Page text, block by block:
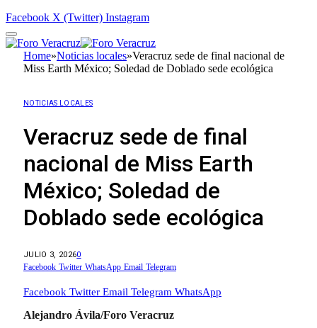
Facebook X (Twitter) Instagram
Home»Noticias locales»Veracruz sede de final nacional de
Miss Earth México; Soledad de Doblado sede ecológica
NOTICIAS LOCALES
Veracruz sede de final
nacional de Miss Earth
México; Soledad de
Doblado sede ecológica
JULIO 3, 20260
Facebook Twitter WhatsApp Email Telegram
Facebook Twitter Email Telegram WhatsApp
Alejandro Ávila/Foro Veracruz